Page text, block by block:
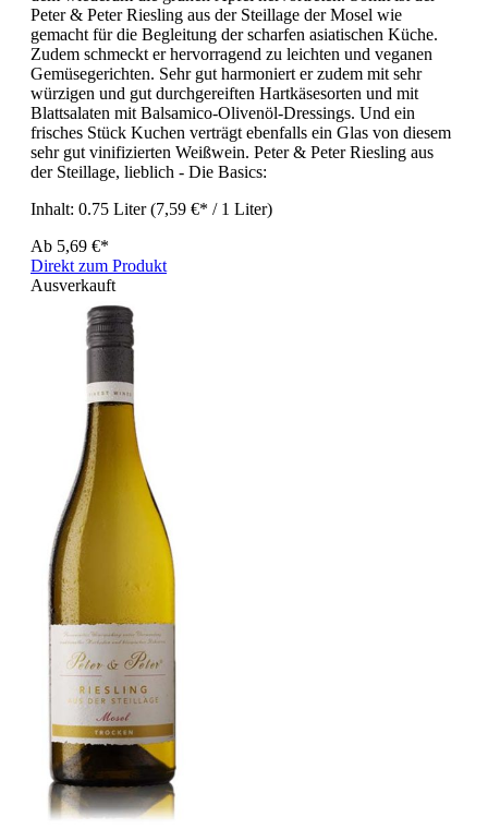
Peter & Peter Riesling aus der Steillage der Mosel wie
gemacht für die Begleitung der scharfen asiatischen Küche.
Zudem schmeckt er hervorragend zu leichten und veganen
Gemüsegerichten. Sehr gut harmoniert er zudem mit sehr
würzigen und gut durchgereiften Hartkäsesorten und mit
Blattsalaten mit Balsamico-Olivenöl-Dressings. Und ein
frisches Stück Kuchen verträgt ebenfalls ein Glas von diesem
sehr gut vinifizierten Weißwein. Peter & Peter Riesling aus
der Steillage, lieblich - Die Basics:
Inhalt: 0.75 Liter(7,59 €* / 1 Liter)
Ab 5,69 €*
Direkt zum Produkt
Ausverkauft